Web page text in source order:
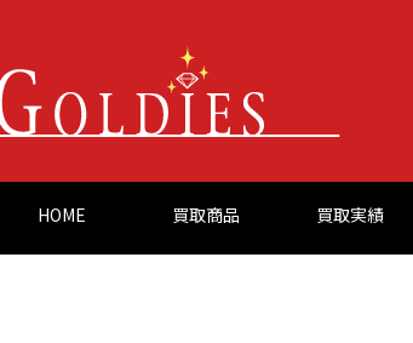
HOME 買取商品 買取実績